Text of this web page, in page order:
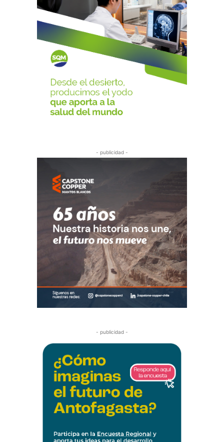
- publicidad -
- publicidad -